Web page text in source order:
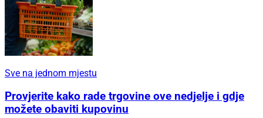
Sve na jednom mjestu
Provjerite kako rade trgovine ove nedjelje i gdje
možete obaviti kupovinu